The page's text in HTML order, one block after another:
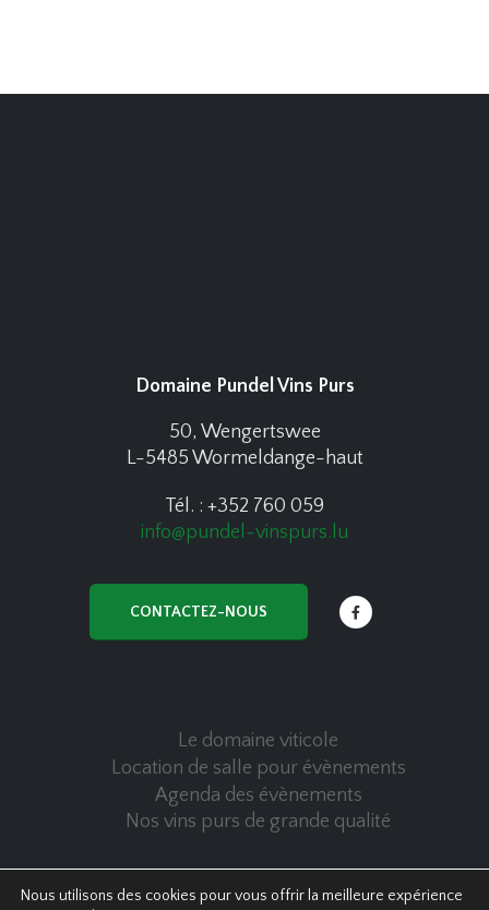
Domaine Pundel Vins Purs
50, Wengertswee
L-5485 Wormeldange-haut
Tél. : +352 760 059
info@pundel-vinspurs.lu
CONTACTEZ-NOUS
Le domaine viticole
Location de salle pour évènements
Agenda des évènements
Nos vins purs de grande qualité
Nous utilisons des cookies pour vous offrir la meilleure expérience